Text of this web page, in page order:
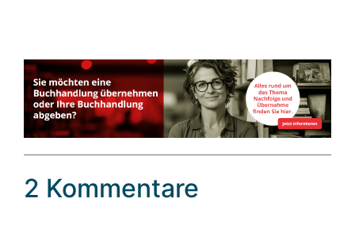
2 Kommentare